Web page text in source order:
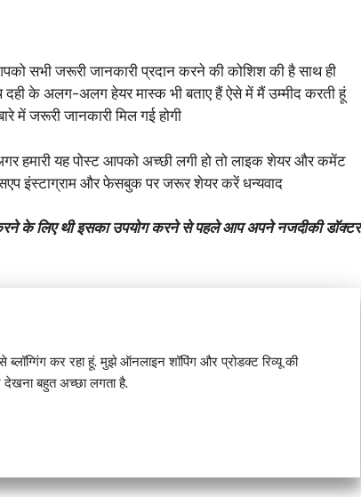
सभी जरूरी जानकारी प्रदान करने की कोशिश की है साथ ही
के अलग-अलग हेयर मास्क भी बताए हैं ऐसे में मैं उम्मीद करती हूं
में जरूरी जानकारी मिल गई होगी
हमारी यह पोस्ट आपको अच्छी लगी हो तो लाइक शेयर और कमेंट
इंस्टाग्राम और फेसबुक पर जरूर शेयर करें धन्यवाद
के लिए थी इसका उपयोग करने से पहले आप अपने नजदीकी डॉक्टर
कर रहा हूं. मुझे ऑनलाइन शॉपिंग और प्रोडक्ट रिव्यू की
देखना बहुत अच्छा लगता है.